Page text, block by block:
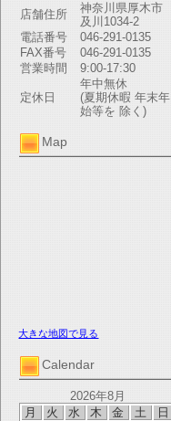
店舗住所
神奈川県厚木市
及川1034-2
電話番号
046-291-0135
FAX番号
046-291-0135
営業時間
9:00-17:30
定休日
年中無休
(夏期休暇 年末年
始等を 除く)
Map
大きな地図で見る
Calendar
2026年8月
月
火 水 木 金 土 日